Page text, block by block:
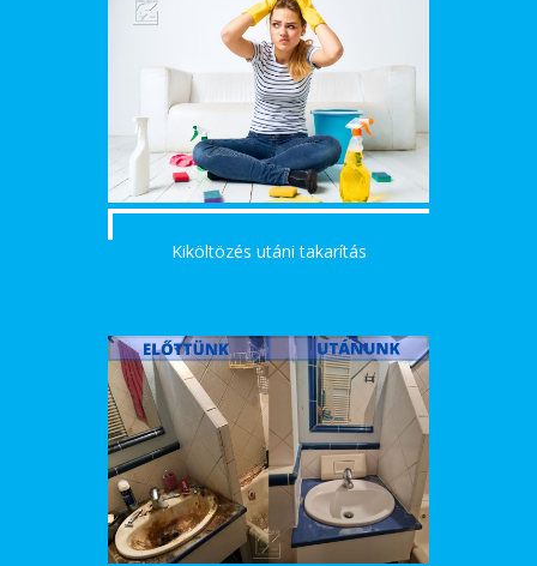
Kiköltözés utáni takarítás